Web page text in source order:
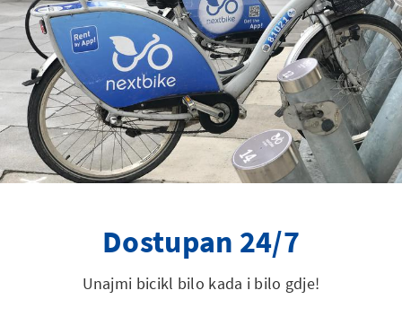
Dostupan 24/7
Unajmi bicikl bilo kada i bilo gdje!